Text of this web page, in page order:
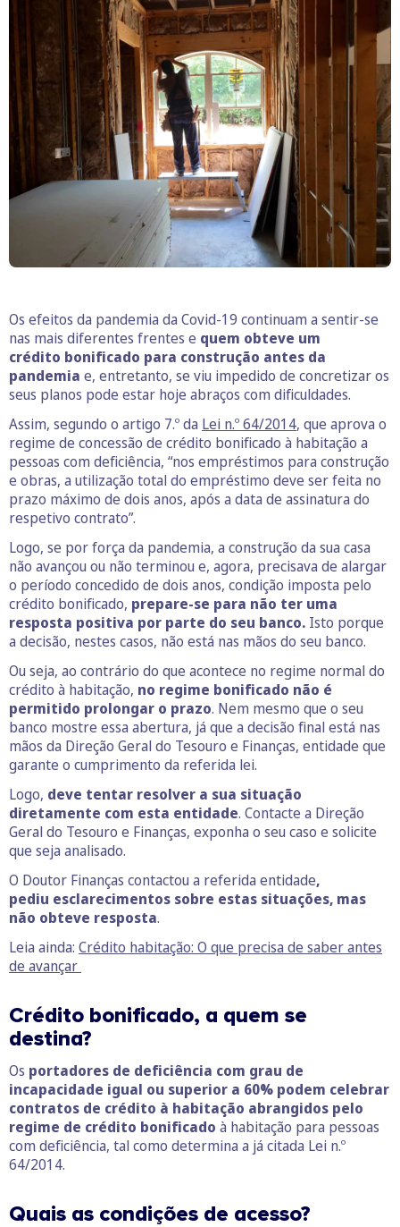
Os efeitos da pandemia da Covid-19 continuam a sentir-se
nas mais diferentes frentes e quem obteve um
crédito bonificado para construção antes da
pandemia e, entretanto, se viu impedido de concretizar os
seus planos pode estar hoje abraços com dificuldades.
Assim, segundo o artigo 7.º da Lei n.º 64/2014, que aprova o
regime de concessão de crédito bonificado à habitação a
pessoas com deficiência, “nos empréstimos para construção
e obras, a utilização total do empréstimo deve ser feita no
prazo máximo de dois anos, após a data de assinatura do
respetivo contrato”.
Logo, se por força da pandemia, a construção da sua casa
não avançou ou não terminou e, agora, precisava de alargar
o período concedido de dois anos, condição imposta pelo
crédito bonificado, prepare-se para não ter uma
resposta positiva por parte do seu banco. Isto porque
a decisão, nestes casos, não está nas mãos do seu banco.
Ou seja, ao contrário do que acontece no regime normal do
crédito à habitação, no regime bonificado não é
permitido prolongar o prazo. Nem mesmo que o seu
banco mostre essa abertura, já que a decisão final está nas
mãos da Direção Geral do Tesouro e Finanças, entidade que
garante o cumprimento da referida lei.
Logo, deve tentar resolver a sua situação
diretamente com esta entidade. Contacte a Direção
Geral do Tesouro e Finanças, exponha o seu caso e solicite
que seja analisado.
O Doutor Finanças contactou a referida entidade,
pediu esclarecimentos sobre estas situações, mas
não obteve resposta.
Leia ainda: Crédito habitação: O que precisa de saber antes
de avançar
Crédito bonificado, a quem se
destina?
Os portadores de deficiência com grau de
incapacidade igual ou superior a 60% podem celebrar
contratos de crédito à habitação abrangidos pelo
regime de crédito bonificado à habitação para pessoas
com deficiência, tal como determina a já citada Lei n.º
64/2014.
Quais as condições de acesso?